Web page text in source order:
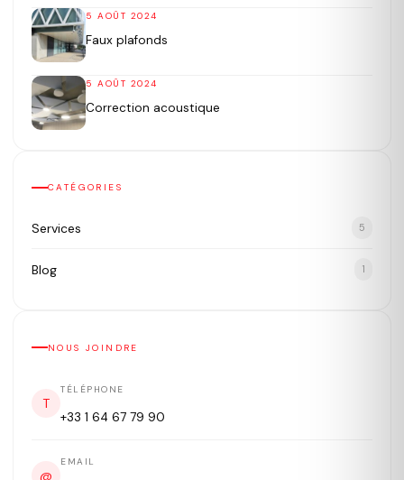
5 AOÛT 2024
Faux plafonds
5 AOÛT 2024
Correction acoustique
CATÉGORIES
Services 5
Blog 1
NOUS JOINDRE
T
TÉLÉPHONE
+33 1 64 67 79 90
@
EMAIL